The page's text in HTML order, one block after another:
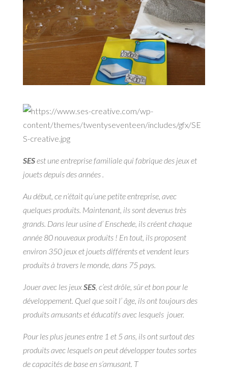
SESest une entreprise familiale qui fabrique des jeux et
jouets depuis des années .
Au début, ce n’était qu’une petite entreprise, avec
quelques produits. Maintenant, ils sont devenus très
grands. Dans leur usine d’ Enschede, ils créent chaque
année 80 nouveaux produits ! En tout, ils proposent
environ 350 jeux et jouets différents et vendent leurs
produits à travers le monde, dans 75 pays.
Jouer avec les jeuxSES, c’est drôle, sûr et bon pour le
développement. Quel que soit l’ âge, ils ont toujours des
produits amusants et éducatifs avec lesquels jouer.
Pour les plus jeunes entre 1 et 5 ans, ils ont surtout des
produits avec lesquels on peut développer toutes sortes
de capacités de base en s’amusant. T